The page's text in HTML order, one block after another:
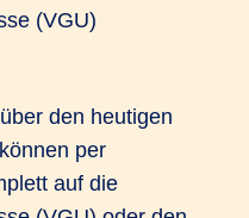
(VGU)
den heutigen
per
auf die